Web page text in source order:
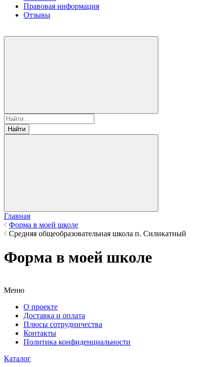
Правовая информация
Отзывы
Найти
Главная
Форма в моей школе
Средняя общеобразовательная школа п. Силикатный
Форма в моей школе
Меню
О проекте
Доставка и оплата
Плюсы сотрудничества
Контакты
Политика конфиденциальности
Каталог